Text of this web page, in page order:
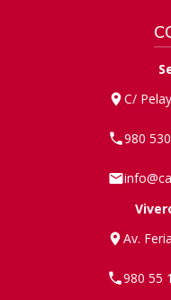
C/
980
Av.
980 55